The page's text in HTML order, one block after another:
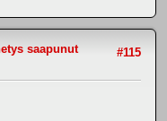
#115
saapunut